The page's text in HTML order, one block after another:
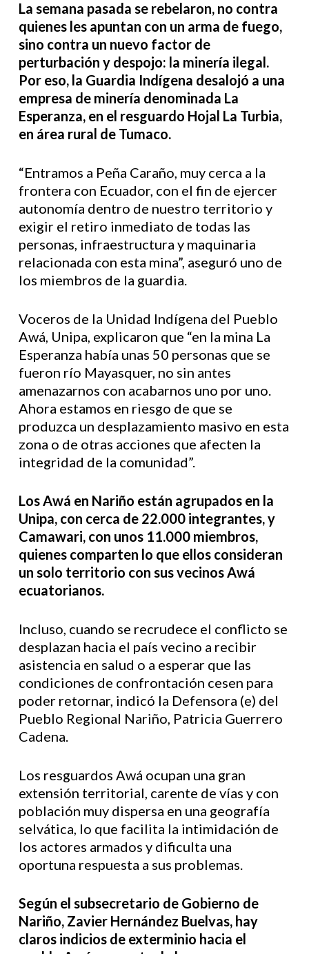
La semana pasada se rebelaron, no contra
quienes les apuntan con un arma de fuego,
sino contra un nuevo factor de
perturbación y despojo: la minería ilegal.
Por eso, la Guardia Indígena desalojó a una
empresa de minería denominada La
Esperanza, en el resguardo Hojal La Turbia,
en área rural de Tumaco.
“Entramos a Peña Caraño, muy cerca a la
frontera con Ecuador, con el fin de ejercer
autonomía dentro de nuestro territorio y
exigir el retiro inmediato de todas las
personas, infraestructura y maquinaria
relacionada con esta mina”, aseguró uno de
los miembros de la guardia.
Voceros de la Unidad Indígena del Pueblo
Awá, Unipa, explicaron que “en la mina La
Esperanza había unas 50 personas que se
fueron río Mayasquer, no sin antes
amenazarnos con acabarnos uno por uno.
Ahora estamos en riesgo de que se
produzca un desplazamiento masivo en esta
zona o de otras acciones que afecten la
integridad de la comunidad”.
Los Awá en Nariño están agrupados en la
Unipa, con cerca de 22.000 integrantes, y
Camawari, con unos 11.000 miembros,
quienes comparten lo que ellos consideran
un solo territorio con sus vecinos Awá
ecuatorianos.
Incluso, cuando se recrudece el conflicto se
desplazan hacia el país vecino a recibir
asistencia en salud o a esperar que las
condiciones de confrontación cesen para
poder retornar, indicó la Defensora (e) del
Pueblo Regional Nariño, Patricia Guerrero
Cadena.
Los resguardos Awá ocupan una gran
extensión territorial, carente de vías y con
población muy dispersa en una geografía
selvática, lo que facilita la intimidación de
los actores armados y dificulta una
oportuna respuesta a sus problemas.
Según el subsecretario de Gobierno de
Nariño, Zavier Hernández Buelvas, hay
claros indicios de exterminio hacia el